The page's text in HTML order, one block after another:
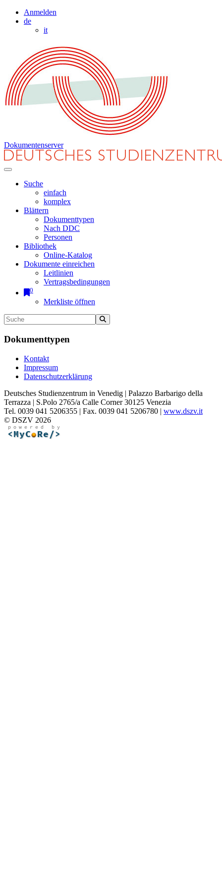
Anmelden
de
it
Dokumentenserver
Suche
einfach
komplex
Blättern
Dokumenttypen
Nach DDC
Personen
Bibliothek
Online-Katalog
Dokumente einreichen
Leitlinien
Vertragsbedingungen
0
Merkliste öffnen
Dokumenttypen
Kontakt
Impressum
Datenschutzerklärung
Deutsches Studienzentrum in Venedig | Palazzo Barbarigo della
Terrazza | S.Polo 2765/a Calle Corner 30125 Venezia
Tel. 0039 041 5206355 | Fax. 0039 041 5206780 | www.dszv.it
© DSZV 2026